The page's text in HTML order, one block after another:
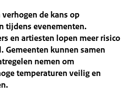
de kans op
tijdens evenementen.
en artiesten lopen meer risico
kunnen samen
nemen om
temperaturen veilig en